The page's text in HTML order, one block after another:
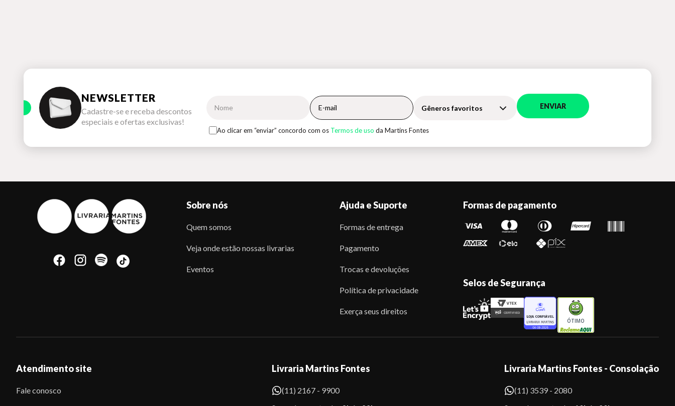
NEWSLETTER
Cadastre-se e receba descontos
especiais e ofertas exclusivas!
Gêneros favoritos ENVIAR
Ao clicar em “enviar” concordo com os Termos de uso da Martins Fontes
Sobre nós
Quem somos
Veja onde estão nossas livrarias
Eventos
Ajuda e Suporte
Formas de entrega
Pagamento
Trocas e devoluções
Política de privacidade
Exerça seus direitos
Formas de pagamento
Selos de Segurança
ÓTIMO
Atendimento site
Fale conosco
Livraria Martins Fontes
(11) 2167 - 9900
Livraria Martins Fontes - Consolação
(11) 3539 - 2080